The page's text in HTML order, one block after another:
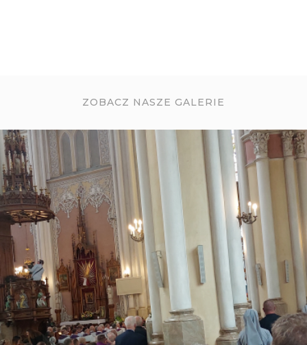
ZOBACZ NASZE GALERIE